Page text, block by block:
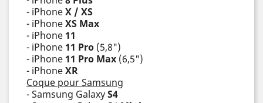
- iPhoneX / XS
- iPhoneXS Max
- iPhone 11
- iPhone 11 Pro (5,8")
- iPhone 11 Pro Max (6,5")
- iPhoneXR
Coque pour Samsung
- Samsung GalaxyS4